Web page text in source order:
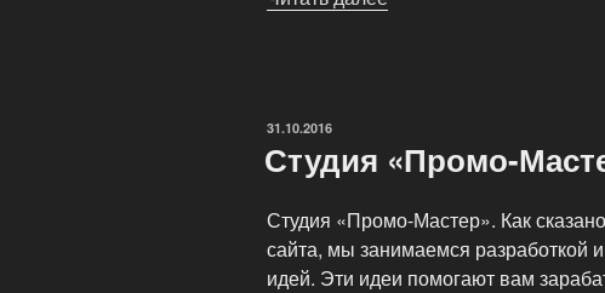
ОПУБЛИКОВАНО
31.10.2016
Студия «Промо-
Студия «Промо-Мастер». Как
сайта, мы занимаемся разработкой
идей. Эти идеи помогают вам